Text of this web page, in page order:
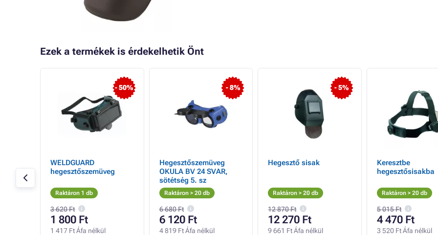
Ezek a termékek is érdekelhetik Önt
- 50%
WELDGUARD
hegesztőszemüveg
Raktáron 1 db
3 620 Ft
1 800 Ft
1 417 Ft Áfa nélkül
- 8%
Hegesztőszemüveg
OKULA BV 24 SVAR,
sötétség 5. sz
Raktáron > 20 db
6 680 Ft
6 120 Ft
4 819 Ft Áfa nélkül
- 5%
Hegesztő sisak
Raktáron > 20 db
12 870 Ft
12 270 Ft
9 661 Ft Áfa nélkül
Keresztbe
hegesztősisakba
Raktáron > 20 db
5 015 Ft
4 470 Ft
3 520 Ft Áfa nélkül